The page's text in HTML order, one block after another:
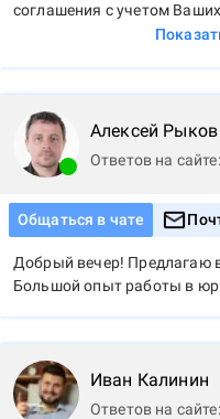
соглашения с учетом
Алексей Рыков
Ответов на сайте:
Общаться в чате
Добрый вечер! Предлагаю
Большой опыт работы в
Иван Калинин
Ответов на сайте: